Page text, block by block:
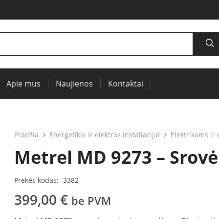
Apie mus Naujienos Kontaktai
Pradžia Energetikai ir elektros instaliacijai Elektrikams ir
Metrel MD 9273 –
Prekės kodas: 3382
399,00€ be PVM